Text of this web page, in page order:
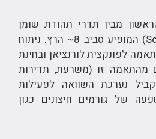
מבין תדרי תהודת שומן
(Schumann Resonance) המופיע סביב 8~ הרץ. ניתוח
לפונקצית לורנציאן ובחינת
מהתאמה זו (משרעת, תדירות
נערכת השוואה לפעילות
של גורמים חיצונים כגון